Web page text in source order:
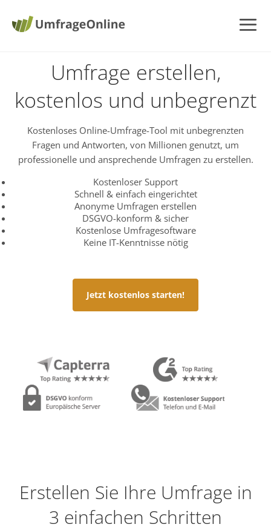
Umfrage erstellen,
kostenlos und unbegrenzt
Kostenloses Online-Umfrage-Tool mit unbegrenzten
Fragen und Antworten, von Millionen genutzt, um
professionelle und ansprechende Umfragen zu erstellen.
Kostenloser Support
Schnell & einfach eingerichtet
Anonyme Umfragen erstellen
DSGVO-konform & sicher
Kostenlose Umfragesoftware
Keine IT-Kenntnisse nötig
Jetzt kostenlos starten!
Erstellen Sie Ihre Umfrage in
3 einfachen Schritten